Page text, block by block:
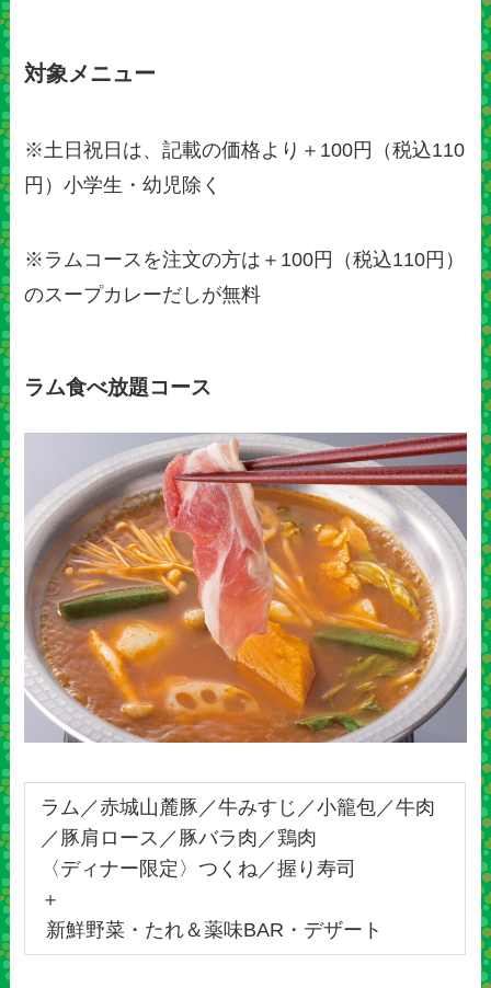
対象メニュー
※土日祝日は、記載の価格より＋100円（税込110
円）小学生・幼児除く
※ラムコースを注文の方は＋100円（税込110円）
のスープカレーだしが無料
ラム食べ放題コース
ラム／赤城山麓豚／牛みすじ／小籠包／牛肉
／豚肩ロース／豚バラ肉／鶏肉
〈ディナー限定〉つくね／握り寿司
＋
新鮮野菜・たれ＆薬味BAR・デザート